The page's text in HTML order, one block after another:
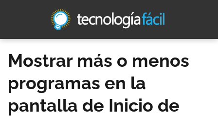
Mostrar más o menos
programas en la
pantalla de Inicio de